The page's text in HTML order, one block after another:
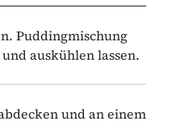
Puddingmischung
auskühlen lassen.
und an einem